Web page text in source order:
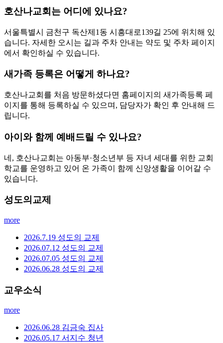
호산나교회는 어디에 있나요?
서울특별시 금천구 독산제1동 시흥대로139길 25에 위치해 있
습니다. 자세한 오시는 길과 주차 안내는 약도 및 주차 페이지
에서 확인하실 수 있습니다.
새가족 등록은 어떻게 하나요?
호산나교회를 처음 방문하셨다면 홈페이지의 새가족등록 페
이지를 통해 등록하실 수 있으며, 담당자가 확인 후 안내해 드
립니다.
아이와 함께 예배드릴 수 있나요?
네, 호산나교회는 아동부·청소년부 등 자녀 세대를 위한 교회
학교를 운영하고 있어 온 가족이 함께 신앙생활을 이어갈 수
있습니다.
성도의교제
more
2026.7.19 성도의 교제
2026.07.12 성도의 교제
2026.07.05 성도의 교제
2026.06.28 성도의 교제
교우소식
more
2026.06.28 김금숙 집사
2026.05.17 서지수 청년